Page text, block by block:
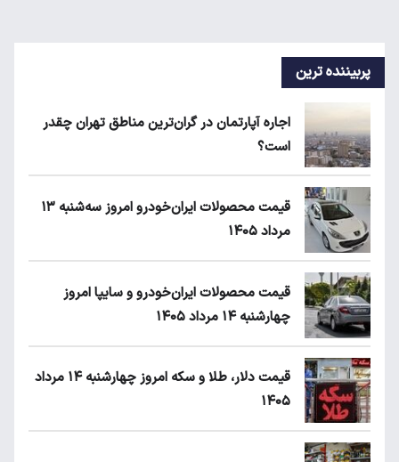
پربیننده ترین
اجاره آپارتمان در گران‌ترین مناطق تهران چقدر
است؟
قیمت محصولات ایران‌خودرو امروز سه‌شنبه ۱۳
مرداد ۱۴۰۵
قیمت محصولات ایران‌خودرو و سایپا امروز
چهارشنبه ۱۴ مرداد ۱۴۰۵
قیمت دلار، طلا و سکه امروز چهارشنبه ۱۴ مرداد
۱۴۰۵